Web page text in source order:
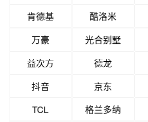
肯德基
酷洛米
万豪
光合别墅
益次方
德龙
抖音
京东
TCL
格兰多纳